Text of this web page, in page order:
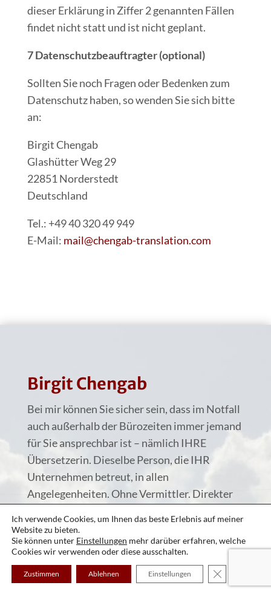
dieser Erklärung in Ziffer 2 genannten Fällen
findet nicht statt und ist nicht geplant.
7 Datenschutzbeauftragter (optional)
Sollten Sie noch Fragen oder Bedenken zum
Datenschutz haben, so wenden Sie sich bitte
an:
Birgit Chengab
Glashütter Weg 29
22851 Norderstedt
Deutschland
Tel.: +49 40 320 49 949
E-Mail: mail@chengab-translation.com
Birgit Chengab
Bei mir können Sie sicher sein, dass im Notfall
auch außerhalb der Bürozeiten immer jemand
für Sie ansprechbar ist – nämlich IHRE
Übersetzerin. Dieselbe Person, die IHR
Unternehmen betreut, in allen
Angelegenheiten. Ohne Vermittler. Direkter
ist mein Anspruch.
Ich übersetze nämlich selbst. Keine
Vermittler, immer derselbe Ansprechpartner.
Ich verwende Cookies, um Ihnen das beste Erlebnis auf meiner
Website zu bieten.
Sie können unter Einstellungen mehr darüber erfahren, welche
Cookies wir verwenden oder diese ausschalten.
Zustimmen Ablehnen Einstellungen GDPR